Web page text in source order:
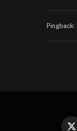
Pingback: